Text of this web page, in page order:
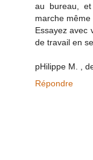
au bureau,
marche
Essayez avec
de travail en
pHilippe M. ,
Répondre